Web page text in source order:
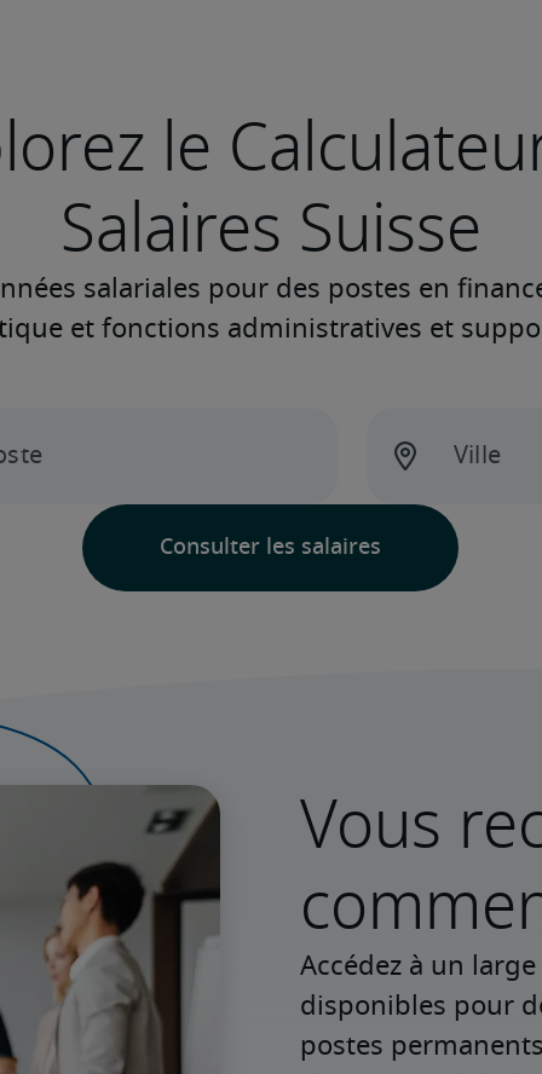
le
Salaires Suisse
Vous
Accédez à un
disponibles pour
postes